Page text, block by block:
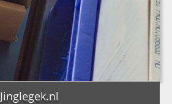
Jinglegek.nl